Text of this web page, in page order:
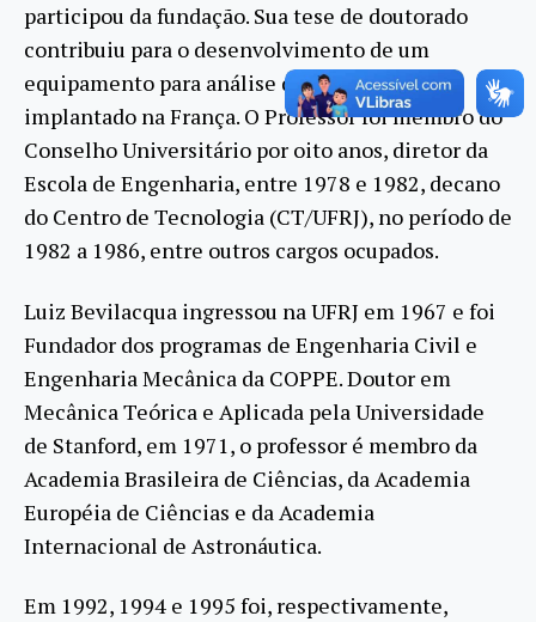
participou da fundação. Sua tese de doutorado
contribuiu para o desenvolvimento de um
equipamento para análise de rede elétrica,
implantado na França. O Professor foi membro do
Conselho Universitário por oito anos, diretor da
Escola de Engenharia, entre 1978 e 1982, decano
do Centro de Tecnologia (CT/UFRJ), no período de
1982 a 1986, entre outros cargos ocupados.
Luiz Bevilacqua ingressou na UFRJ em 1967 e foi
Fundador dos programas de Engenharia Civil e
Engenharia Mecânica da COPPE. Doutor em
Mecânica Teórica e Aplicada pela Universidade
de Stanford, em 1971, o professor é membro da
Academia Brasileira de Ciências, da Academia
Européia de Ciências e da Academia
Internacional de Astronáutica.
Em 1992, 1994 e 1995 foi, respectivamente,